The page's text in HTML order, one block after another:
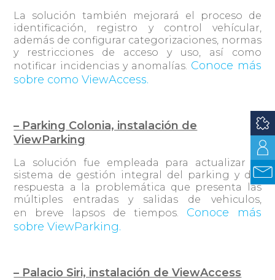
La solución también mejorará el proceso de
identificación, registro y control vehícular,
además de configurar categorizaciones, normas
y restricciones de acceso y uso, así como
notificar incidencias y anomalías. Conoce más
sobre como ViewAccess.
– Parking Colonia, instalación de
ViewParking
La solución fue empleada para actualizar el
sistema de gestión integral del parking y dar
respuesta a la problemática que presenta las
múltiples entradas y salidas de vehiculos,
en breve lapsos de tiempos. Conoce más
sobre ViewParking.
– Palacio Siri, instalación de ViewAccess